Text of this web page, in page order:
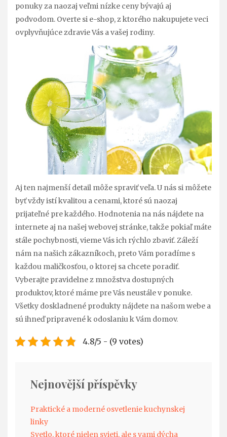
ponuky za naozaj veľmi nízke ceny bývajú aj
podvodom. Overte si e-shop, z ktorého nakupujete veci
ovplyvňujúce zdravie Vás a vašej rodiny.
Aj ten najmenší detail môže spraviť veľa. U nás si môžete
byť vždy istí kvalitou a cenami, ktoré sú naozaj
prijateľné pre každého. Hodnotenia na nás nájdete na
internete aj na našej webovej stránke, takže pokiaľ máte
stále pochybnosti, vieme Vás ich rýchlo zbaviť. Záleží
nám na našich zákazníkoch, preto Vám poradíme s
každou maličkosťou, o ktorej sa chcete poradiť.
Vyberajte pravidelne z množstva dostupných
produktov, ktoré máme pre Vás neustále v ponuke.
Všetky doskladnené produkty nájdete na našom webe a
sú ihneď pripravené k odoslaniu k Vám domov.
4.8/5 - (9 votes)
Nejnovější příspěvky
Praktické a moderné osvetlenie kuchynskej
linky
Svetlo, ktoré nielen svieti, ale s vami dýcha